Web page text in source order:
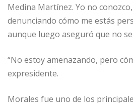
Medina Martínez. Yo no
denunciando cómo me estás
aunque luego aseguró que no
“No estoy amenazando, pero
expresidente.
Morales fue uno de los